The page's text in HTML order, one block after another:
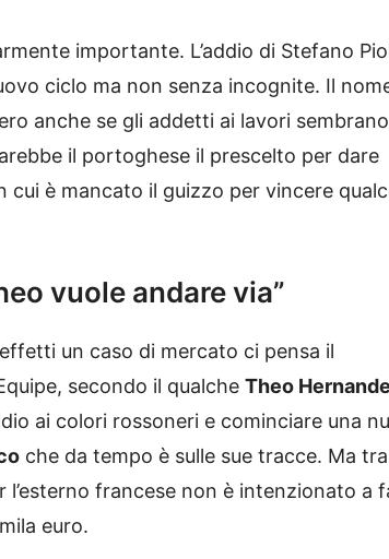
importante. L’addio di Stefano
ciclo ma non senza incognite. Il
anche se gli addetti ai lavori sembrano
il portoghese il prescelto per dare
è mancato il guizzo per vincere
vuole andare via”
un caso di mercato ci pensa il
secondo il qualche Theo
ai colori rossoneri e cominciare una
che da tempo è sulle sue tracce. Ma
l’esterno francese non è intenzionato a
euro.